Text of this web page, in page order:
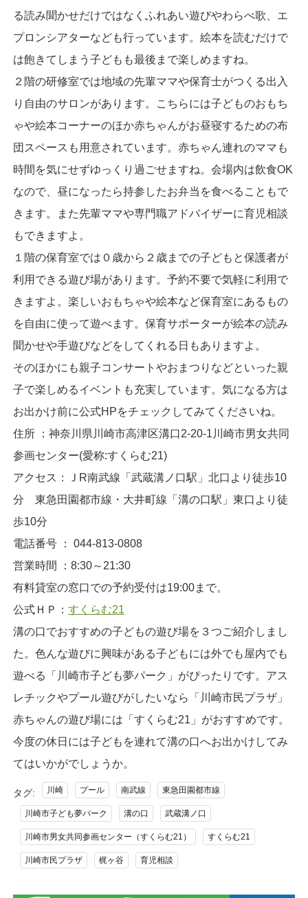
る読み聞かせだけではなくふれあい遊びやわらべ歌、エ
プロンシアターなども行っています。絵本を読むだけで
は飽きてしまう子どもも最後まで楽しめますね。
２階の研修室では地域の先輩ママや保育士がつくる出入
り自由のサロンがあります。こちらには子どものおもち
ゃや絵本コーナーのほか赤ちゃんがお昼寝するための布
団スペースも用意されています。赤ちゃん連れのママも
時間を気にせずゆっくり過ごせますね。会場内は飲食OK
なので、昼になったら持参したお弁当を食べることもで
きます。また先輩ママや専門職アドバイザーに育児相談
もできますよ。
１階の保育室では０歳から２歳までの子どもと保護者が
利用できる遊び場があります。予約不要で気軽に利用で
きますよ。楽しいおもちゃや絵本など保育室にあるもの
を自由に使って遊べます。保育サポーターが絵本の読み
聞かせや手遊びなどをしてくれる日もありますよ。
そのほかにも親子コンサートやおまつりなどといった親
子で楽しめるイベントも充実しています。気になる方は
お出かけ前に公式HPをチェックしてみてくださいね。
住所 ：神奈川県川崎市高津区溝口2-20-1川崎市男女共同
参画センター(愛称:すくらむ21)
アクセス：ＪR南武線「武蔵溝ノ口駅」北口より徒歩10
分 東急田園都市線・大井町線「溝の口駅」東口より徒
歩10分
電話番号 ： 044-813-0808
営業時間 ：8:30～21:30
有料貸室の窓口での予約受付は19:00まで。
公式ＨＰ： すくらむ21
溝の口でおすすめの子どもの遊び場を３つご紹介しまし
た。色んな遊びに興味がある子どもには外でも屋内でも
遊べる「川崎市子ども夢パーク」がぴったりです。アス
レチックやプール遊びがしたいなら「川崎市民プラザ」
赤ちゃんの遊び場には「すくらむ21」がおすすめです。
今度の休日には子どもを連れて溝の口へお出かけしてみ
てはいかがでしょうか。
タグ: 川崎 プール 南武線 東急田園都市線
川崎市子ども夢パーク 溝の口 武蔵溝ノ口
川崎市男女共同参画センター（すくらむ21） すくらむ21
川崎市民プラザ 梶ヶ谷 育児相談